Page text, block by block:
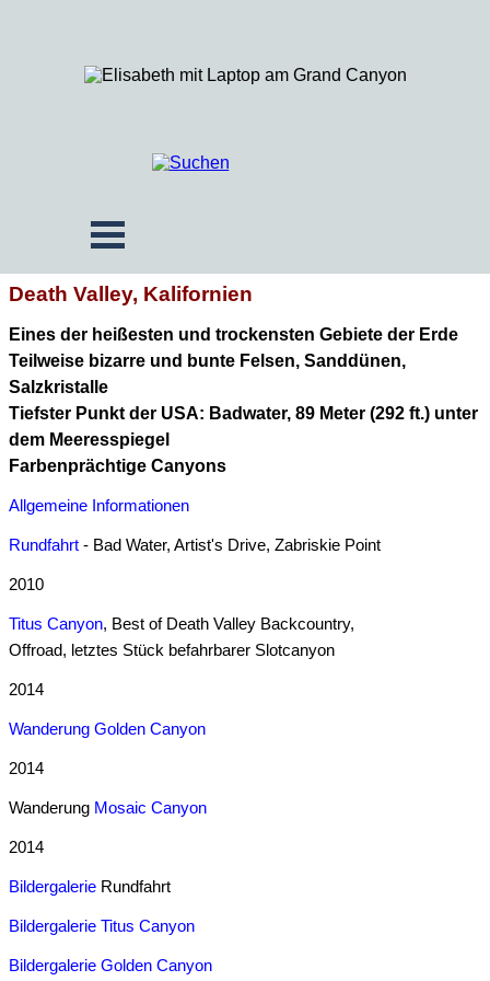
Death Valley, Kalifornien
Eines der heißesten und trockensten Gebiete der Erde
Teilweise bizarre und bunte Felsen, Sanddünen,
Salzkristalle
Tiefster Punkt der USA: Badwater, 89 Meter (292 ft.) unter
dem Meeresspiegel
Farbenprächtige Canyons
Allgemeine Informationen
Rundfahrt - Bad Water, Artist's Drive, Zabriskie Point
2010
Titus Canyon, Best of Death Valley Backcountry,
Offroad, letztes Stück befahrbarer Slotcanyon
2014
Wanderung Golden Canyon
2014
Wanderung Mosaic Canyon
2014
Bildergalerie Rundfahrt
Bildergalerie Titus Canyon
Bildergalerie Golden Canyon